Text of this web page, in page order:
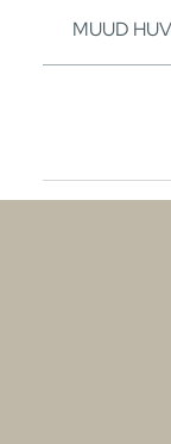
MUUD